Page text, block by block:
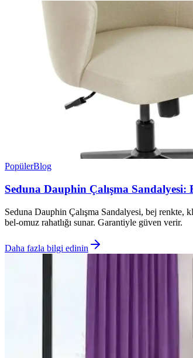
PopülerBlog
Seduna Dauphin Çalışma Sandalyesi:
Seduna Dauphin Çalışma Sandalyesi, bej renkte,
bel‑omuz rahatlığı sunar. Garantiyle güven verir.
Daha fazla bilgi edinin